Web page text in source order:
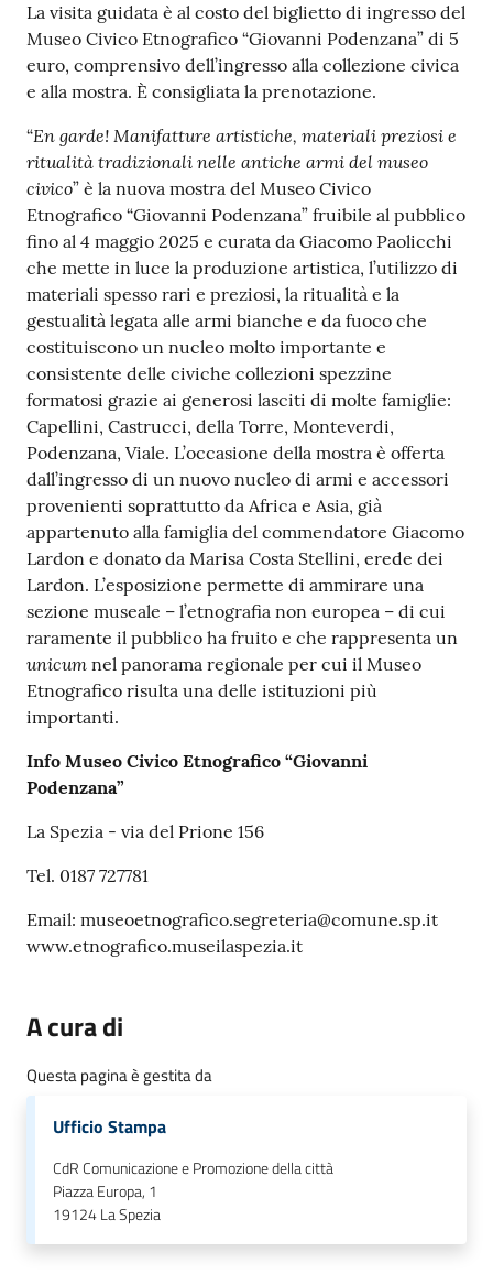
i
A
n
a
g
r
a
f
i
c
i
o
n
l
i
n
e
A
N
P
R
Tutti
gli
argomenti...
Seguici
su
La visita guidata è al costo del biglietto di ingresso del
Museo Civico Etnografico “Giovanni Podenzana” di 5
euro, comprensivo dell’ingresso alla collezione civica
e alla mostra. È consigliata la prenotazione.
“En garde! Manifatture artistiche, materiali preziosi e
ritualità tradizionali nelle antiche armi del museo
civico” è la nuova mostra del Museo Civico
Etnografico “Giovanni Podenzana” fruibile al pubblico
fino al 4 maggio 2025 e curata da Giacomo Paolicchi
che mette in luce la produzione artistica, l’utilizzo di
materiali spesso rari e preziosi, la ritualità e la
gestualità legata alle armi bianche e da fuoco che
costituiscono un nucleo molto importante e
consistente delle civiche collezioni spezzine
formatosi grazie ai generosi lasciti di molte famiglie:
Capellini, Castrucci, della Torre, Monteverdi,
Podenzana, Viale. L’occasione della mostra è offerta
dall’ingresso di un nuovo nucleo di armi e accessori
provenienti soprattutto da Africa e Asia, già
appartenuto alla famiglia del commendatore Giacomo
Lardon e donato da Marisa Costa Stellini, erede dei
Lardon. L’esposizione permette di ammirare una
sezione museale – l’etnografia non europea – di cui
raramente il pubblico ha fruito e che rappresenta un
unicum nel panorama regionale per cui il Museo
Etnografico risulta una delle istituzioni più
importanti.
Info Museo Civico Etnografico “Giovanni
Podenzana”
La Spezia - via del Prione 156
Tel. 0187 727781
Email: museoetnografico.segreteria@comune.sp.it
www.etnografico.museilaspezia.it
A cura di
Questa pagina è gestita da
Ufficio Stampa
CdR Comunicazione e Promozione della città
Piazza Europa, 1
19124La Spezia